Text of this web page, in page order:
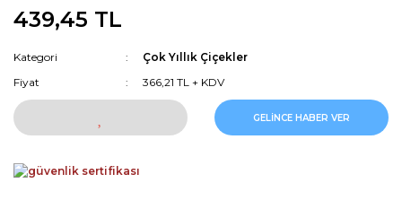
439,45 TL
Kategori
Çok Yıllık Çiçekler
Fiyat
366,21 TL + KDV
GELİNCE HABER VER